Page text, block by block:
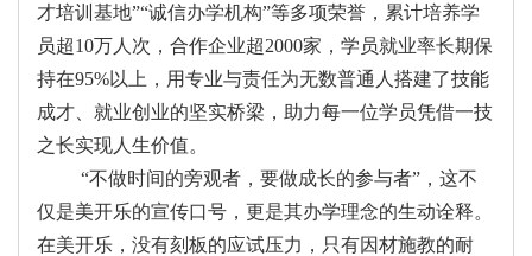
才培训基地”“诚信办学机构”等多项荣誉，累计培养学
员超10万人次，合作企业超2000家，学员就业率长期保
持在95%以上，用专业与责任为无数普通人搭建了技能
成才、就业创业的坚实桥梁，助力每一位学员凭借一技
之长实现人生价值。
“不做时间的旁观者，要做成长的参与者”，这不
仅是美开乐的宣传口号，更是其办学理念的生动诠释。
在美开乐，没有刻板的应试压力，只有因材施教的耐